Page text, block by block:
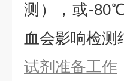
测），或-
血会影响检
试剂准备工作